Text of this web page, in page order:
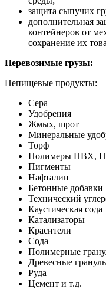
защита сыпучих
дополнительная
контейнеров от
сохранение их
Перевозимые грузы:
Непищевые продукты:
Сера
Удобрения
Жмых, шрот
Минеральные
Торф
Полимеры ПВХ,
Пигменты
Нафталин
Бетонные добавки
Технический
Каустическая сода
Катализаторы
Красители
Сода
Полимерные
Древесные
Руда
Цемент и т.д.